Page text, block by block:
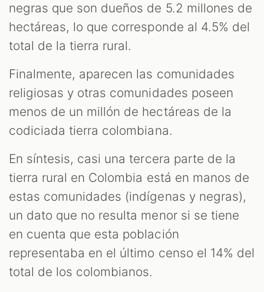
negras que son dueños de 5.2 millones de
hectáreas, lo que corresponde al 4.5% del
total de la tierra rural.
Finalmente, aparecen las comunidades
religiosas y otras comunidades poseen
menos de un millón de hectáreas de la
codiciada tierra colombiana.
En síntesis, casi una tercera parte de la
tierra rural en Colombia está en manos de
estas comunidades (indígenas y negras),
un dato que no resulta menor si se tiene
en cuenta que esta población
representaba en el último censo el 14% del
total de los colombianos.